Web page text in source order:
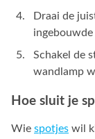
Draai de
Schakel de
wandlamp
Hoe sluit je
Wie spotjes wil